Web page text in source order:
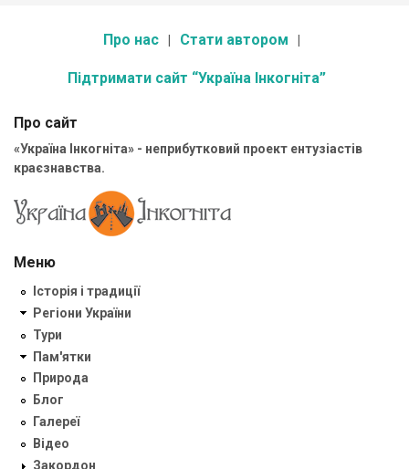
Про нас Стати автором
Підтримати сайт “Україна Інкогніта”
Про сайт
«Україна Інкогніта» - неприбутковий проект ентузіастів
краєзнавства.
Меню
Історія і традиції
Регіони України
Тури
Пам'ятки
Природа
Блог
Галереї
Відео
Закордон